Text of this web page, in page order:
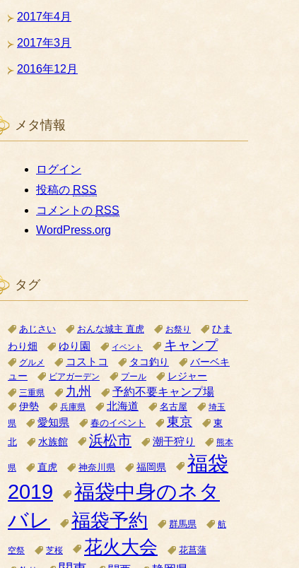
2017年4月
2017年3月
2016年12月
メタ情報
ログイン
投稿の RSS
コメントの RSS
WordPress.org
タグ
あじさい おんな城主 直虎 お祭り
ひま
わり畑
ゆり園 イベント キャンプ
グルメ コストコ タコ釣り
バーベキ
ュー
ビアガーデン プール レジャー
三重県 九州 予約不要キャンプ場
伊勢 兵庫県 北海道 名古屋
埼玉
県
愛知県 春のイベント 東京
東
北
水族館 浜松市 潮干狩り 熊本
県 直虎 神奈川県 福岡県
福袋
2019
福袋中身のネタ
バレ
福袋予約 群馬県 航
空祭 芝桜 花火大会 花菖蒲